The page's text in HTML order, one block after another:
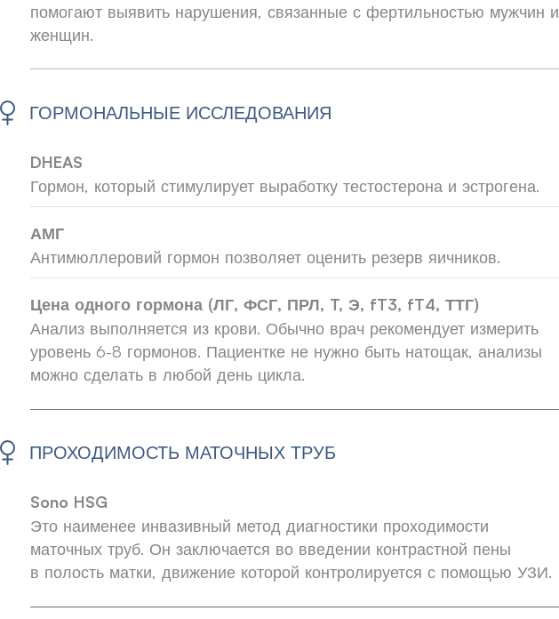
помогают выявить нарушения, связанные с фертильностью мужчин и
женщин.
ГОРМОНАЛЬНЫЕ ИССЛЕДОВАНИЯ
DHEAS
Гормон, который стимулирует выработку тестостерона и эстрогена.
АМГ
Антимюллеровий гормон позволяет оценить резерв яичников.
Цена одного гормона (ЛГ, ФСГ, ПРЛ, T, Э, fT3, fT4, ТТГ)
Анализ выполняется из крови. Обычно врач рекомендует измерить
уровень 6-8 гормонов. Пациентке не нужно быть натощак, анализы
можно сделать в любой день цикла.
ПРОХОДИМОСТЬ МАТОЧНЫХ ТРУБ
Sono HSG
Это наименее инвазивный метод диагностики проходимости
маточных труб. Он заключается во введении контрастной пены
в полость матки, движение которой контролируется с помощью УЗИ.